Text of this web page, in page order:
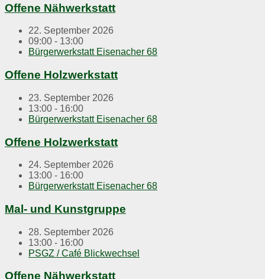
Offene Nähwerkstatt
22. September 2026
09:00 - 13:00
Bürgerwerkstatt Eisenacher 68
Offene Holzwerkstatt
23. September 2026
13:00 - 16:00
Bürgerwerkstatt Eisenacher 68
Offene Holzwerkstatt
24. September 2026
13:00 - 16:00
Bürgerwerkstatt Eisenacher 68
Mal- und Kunstgruppe
28. September 2026
13:00 - 16:00
PSGZ / Café Blickwechsel
Offene Nähwerkstatt